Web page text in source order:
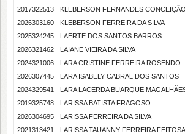
2017322513
KLEBERSON FERNANDES CONCEIÇÃO
2026303160
KLEBERSON FERREIRA DA SILVA
2025324245
LAERTE DOS SANTOS BARROS
2026321462
LAIANE VIEIRA DA SILVA
2024321006
LARA CRISTINE FERREIRA ROSENDO
2026307445
LARA ISABELY CABRAL DOS SANTOS
2024329541
LARA LACERDA BUARQUE
2019325748
LARISSA BATISTA FRAGOSO
2026304695
LARISSA FERREIRA DA SILVA
2021313421
LARISSA TAUANNY FERREIRA FEITOSA